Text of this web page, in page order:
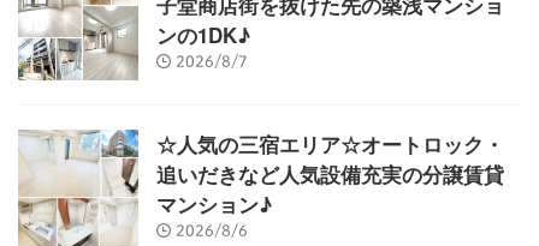
ンの1DK♪
2026/8/7
☆人気の三宿エリア☆オートロック・
追いだきなど人気設備充実の分譲賃貸
マンション♪
2026/8/6